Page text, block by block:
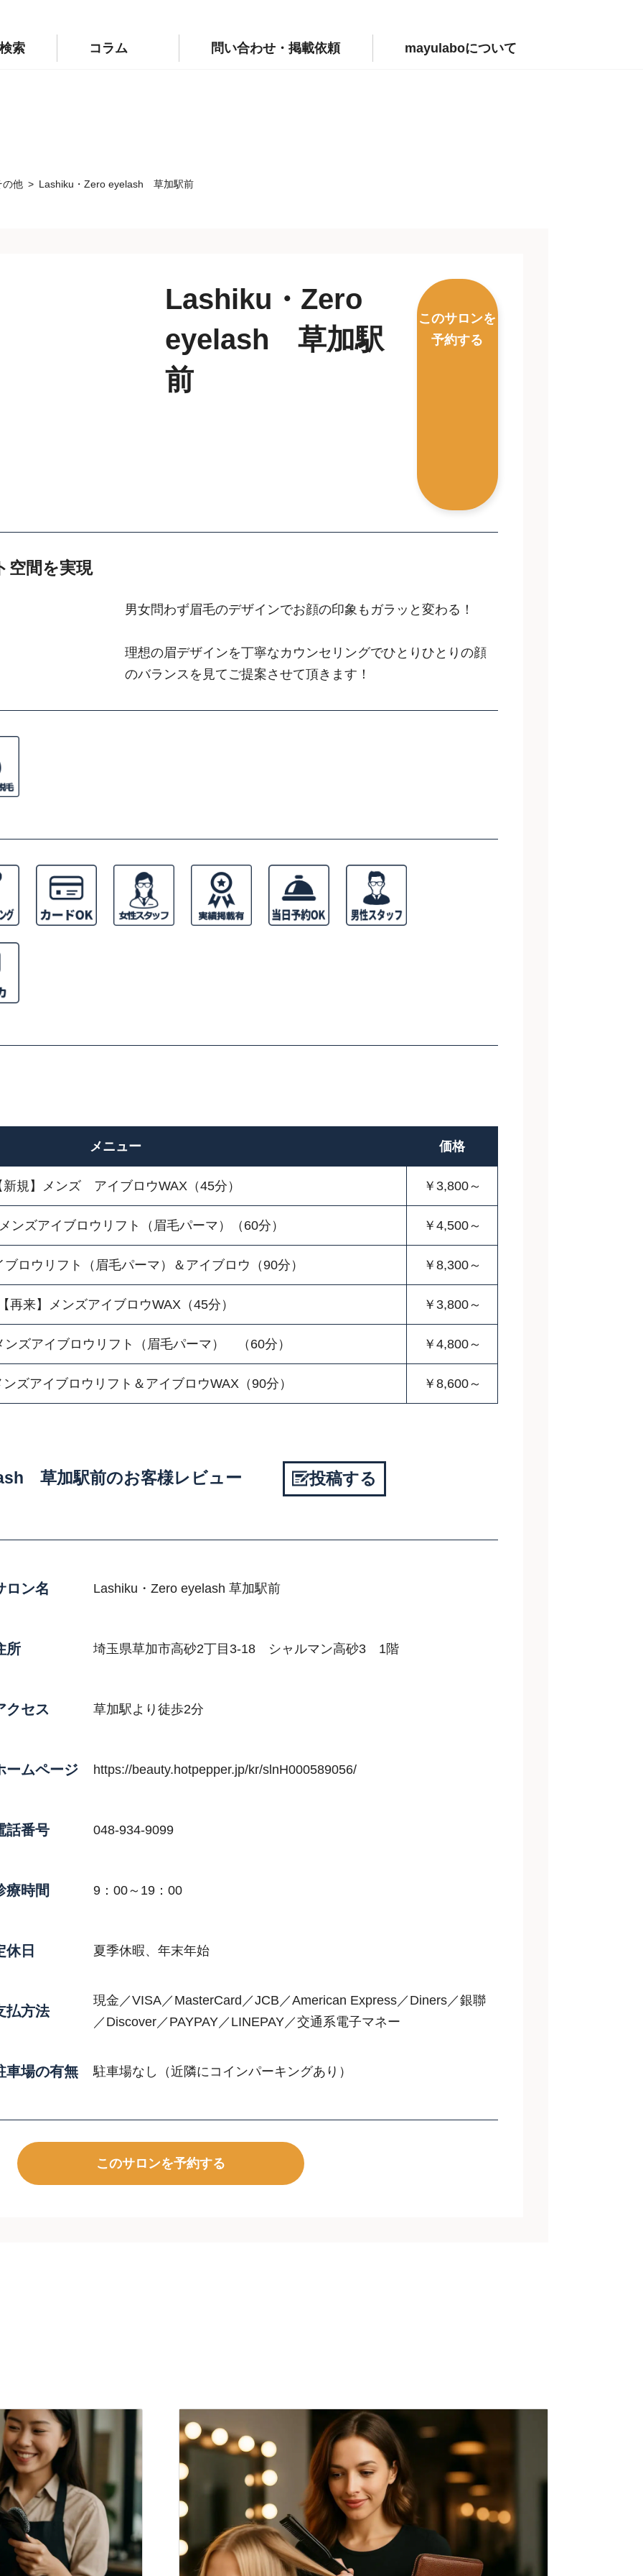
public_html/wp-config.php
索 コラム 問い合わせ・掲載依頼 mayulaboについて
の他 Lashiku・Zero eyelash 草加駅前
Lashiku・Zero
eyelash 草加駅
前
このサロンを
予約する
空間を実現
男女問わず眉毛のデザインでお顔の印象もガラッと変わる！
理想の眉デザインを丁寧なカウンセリングでひとりひとりの顔
のバランスを見てご提案させて頂きます！
メニュー 価格
新規】メンズ アイブロウWAX（45分） ￥3,800～
ンズアイブロウリフト（眉毛パーマ）（60分） ￥4,500～
ロウリフト（眉毛パーマ）＆アイブロウ（90分） ￥8,300～
再来】メンズアイブロウWAX（45分） ￥3,800～
ンズアイブロウリフト（眉毛パーマ） （60分） ￥4,800～
ズアイブロウリフト＆アイブロウWAX（90分） ￥8,600～
草加駅前のお客様レビュー 投稿する
ロン名 Lashiku・Zero eyelash 草加駅前
所 埼玉県草加市高砂2丁目3-18 シャルマン高砂3 1階
クセス 草加駅より徒歩2分
ームページ https://beauty.hotpepper.jp/kr/slnH000589056/
話番号 048-934-9099
療時間 9：00～19：00
休日 夏季休暇、年末年始
払方法
現金／VISA／MasterCard／JCB／American Express／Diners／銀聯
／Discover／PAYPAY／LINEPAY／交通系電子マネー
車場の有無 駐車場なし（近隣にコインパーキングあり）
このサロンを予約する